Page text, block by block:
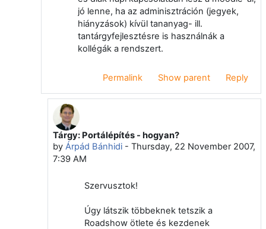
jó lenne, ha az adminisztráción (jegyek,
hiányzások) kívül tananyag- ill.
tantárgyfejlesztésre is használnák a
kollégák a rendszert.
Permalink Show parent Reply
In reply to László Nits
Tárgy: Portálépítés - hogyan?
byÁrpád Bánhidi -Thursday, 22 November 2007,
7:39 AM
Szervusztok!
Úgy látszik többeknek tetszik a
Roadshow ötlete és kezdenek